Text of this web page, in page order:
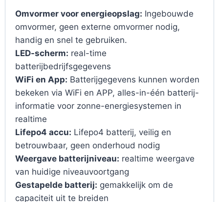
Omvormer voor energieopslag: Ingebouwde
omvormer, geen externe omvormer nodig,
handig en snel te gebruiken.
LED-scherm: real-time
batterijbedrijfsgegevens
WiFi en App: Batterijgegevens kunnen worden
bekeken via WiFi en APP, alles-in-één batterij-
informatie voor zonne-energiesystemen in
realtime
Lifepo4 accu: Lifepo4 batterij, veilig en
betrouwbaar, geen onderhoud nodig
Weergave batterijniveau: realtime weergave
van huidige niveauvoortgang
Gestapelde batterij: gemakkelijk om de
capaciteit uit te breiden